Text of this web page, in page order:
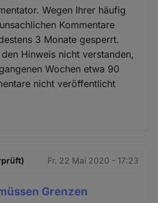
Wegen Ihrer häufig
Kommentare
3 Monate gesperrt.
Hinweis nicht verstanden,
Wochen etwa 90
nicht veröffentlicht
Fr. 22 Mai 2020 - 17:23
Grenzen